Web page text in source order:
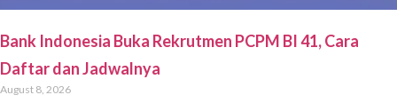
Bank Indonesia Buka Rekrutmen PCPM BI 41, Cara
Daftar dan Jadwalnya
August 8, 2026